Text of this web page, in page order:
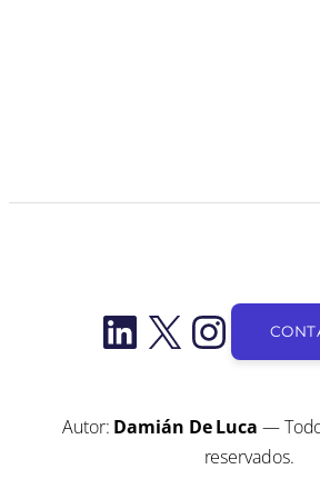
LinkedIn
X
Autor: Damián De Luca —
reservados.